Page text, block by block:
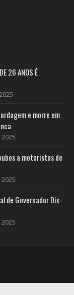
26 ANOS É
e morre em
2025
a motoristas de
2025
de Governador Dix-
2025